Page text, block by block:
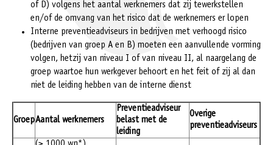
of D) volgens het aantal werknemers dat zij tewerkstellen
en/of de omvang van het risico dat de werknemers er lopen
Interne preventieadviseurs in bedrijven met verhoogd risico
(bedrijven van groep A en B) moeten een aanvullende vorming
volgen, hetzij van niveau I of van niveau II, al naargelang de
groep waartoe hun werkgever behoort en het feit of zij al dan
niet de leiding hebben van de interne dienst
GroepAantal werknemers
Preventieadviseur
belast met de
leiding
Overige
preventieadviseurs